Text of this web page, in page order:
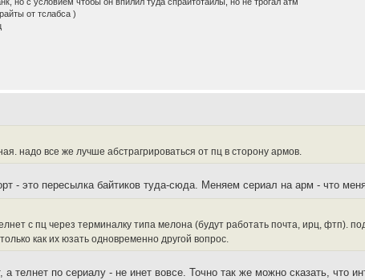
от тслабса )
надо все же лучше абстрагрироваться от пц в сторону армов.
- это пересылка байтиков туда-сюда. Меняем сериал на арм - что
с пц через терминалку типа мелона (будут работать почта, ирц, фтп).
как их юзать одновременно другой вопрос.
а телнет по сериалу - не инет вовсе. Точно так же можно сказать, что